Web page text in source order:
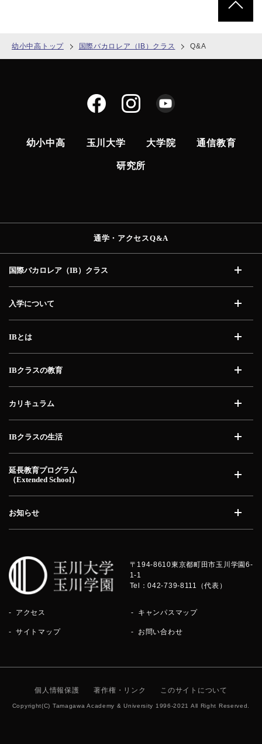
幼小中高トップ 国際バカロレア（IB）クラス Q&A
幼小中高 玉川大学 大学院 通信教育
研究所
通学・アクセスQ&A
国際バカロレア（IB） クラス
入学について
IBとは
IBクラスの教育
カリキュラム
IBクラスの生活
延長教育プログラム
（Extended School）
お知らせ
〒194-8610東京都町田市玉川学園6-
1-1
Tel：042-739-8111（代表）
アクセス キャンパスマップ
サイトマップ お問い合わせ
個人情報保護 著作権・リンク このサイトについて
Copyright(C) Tamagawa Academy & University 1996-2021 All Right Reserved.